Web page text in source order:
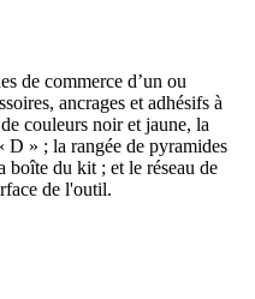
de commerce d’un ou
ancrages et adhésifs à
couleurs noir et jaune, la
» ; la rangée de pyramides
boîte du kit ; et le réseau de
de l'outil.